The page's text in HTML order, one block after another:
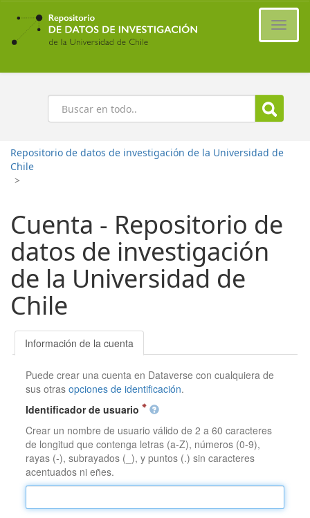
Ir
contenido
principal
Buscar
Repositorio de datos de investigación de la Universidad de
Chile
>
Cuenta - Repositorio de
datos de investigación
de la Universidad de
Chile
Información de la cuenta
Puede crear una cuenta en Dataverse con cualquiera de
sus otrasopciones de identificación.
Identificador de usuario
Crear un nombre de usuario válido de 2 a 60 caracteres
de longitud que contenga letras (a-Z), números (0-9),
rayas (-), subrayados (_), y puntos (.) sin caracteres
acentuados ni eñes.